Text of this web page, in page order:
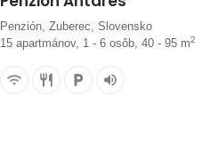
Penzión, Zuberec, Slovensko
15 apartmánov, 1 - 6 osôb, 40 - 95 m2